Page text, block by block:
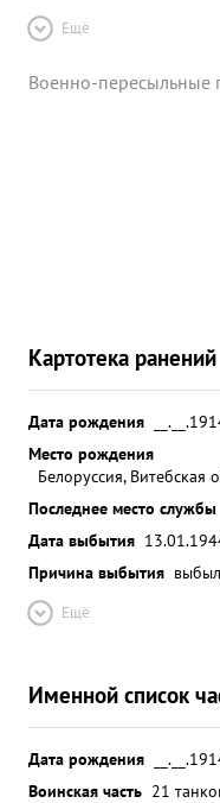
Ещё
Военно-пересыльные
Картотека ранений
Дата рождения
Место рождения
Белоруссия, Витебская
Последнее место службы
Дата выбытия
Причина выбытия
Ещё
Именной список
Дата рождения
Воинская часть 21